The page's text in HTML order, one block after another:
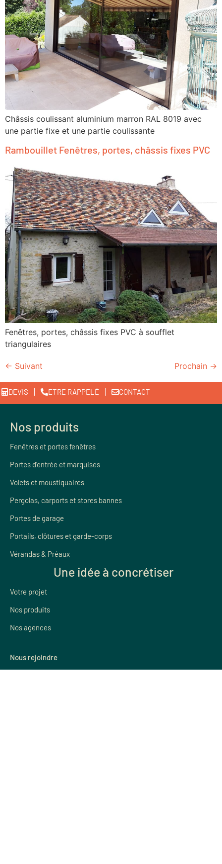
Châssis coulissant aluminium marron RAL 8019 avec
une partie fixe et une partie coulissante
Rambouillet Fenêtres, portes, châssis fixes PVC
Fenêtres, portes, châssis fixes PVC à soufflet
triangulaires
← Suivant Prochain →
DEVIS ETRE RAPPELÉ CONTACT
Nos produits
Fenêtres et portes fenêtres
Portes d’entrée et marquises
Volets et moustiquaires
Pergolas, carports et stores bannes
Portes de garage
Portails, clôtures et garde-corps
Vérandas & Préaux
Une idée à concrétiser
Votre projet
Nos produits
Nos agences
Nous rejoindre